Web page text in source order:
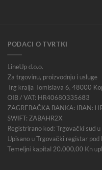
PODACI O TVRTKI
LineUp d.o.o.
Za trgovinu, proizvodnju i usluge
Trg kralja Tomislava 6, 48000
OIB / VAT: HR40680335683
ZAGREBAČKA BANKA: IBAN:
SWIFT: ZABAHR2X
Registrirano kod: Trgovački sud
Upisano u Trgovački registar
Temeljni kapital 20.000,00 Kn